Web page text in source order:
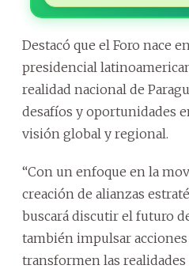
Destacó que el Foro nace
presidencial
realidad nacional de
desafíos y oportunidades
visión global y regional.
“Con un enfoque en la
creación de alianzas
buscará discutir el futuro
también impulsar
transformen las